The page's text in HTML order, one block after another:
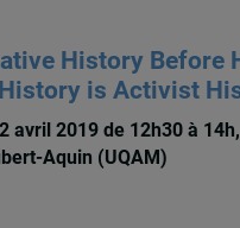
History Before
is Activist
avril 2019 de 12h30 à
Aquin (UQAM)